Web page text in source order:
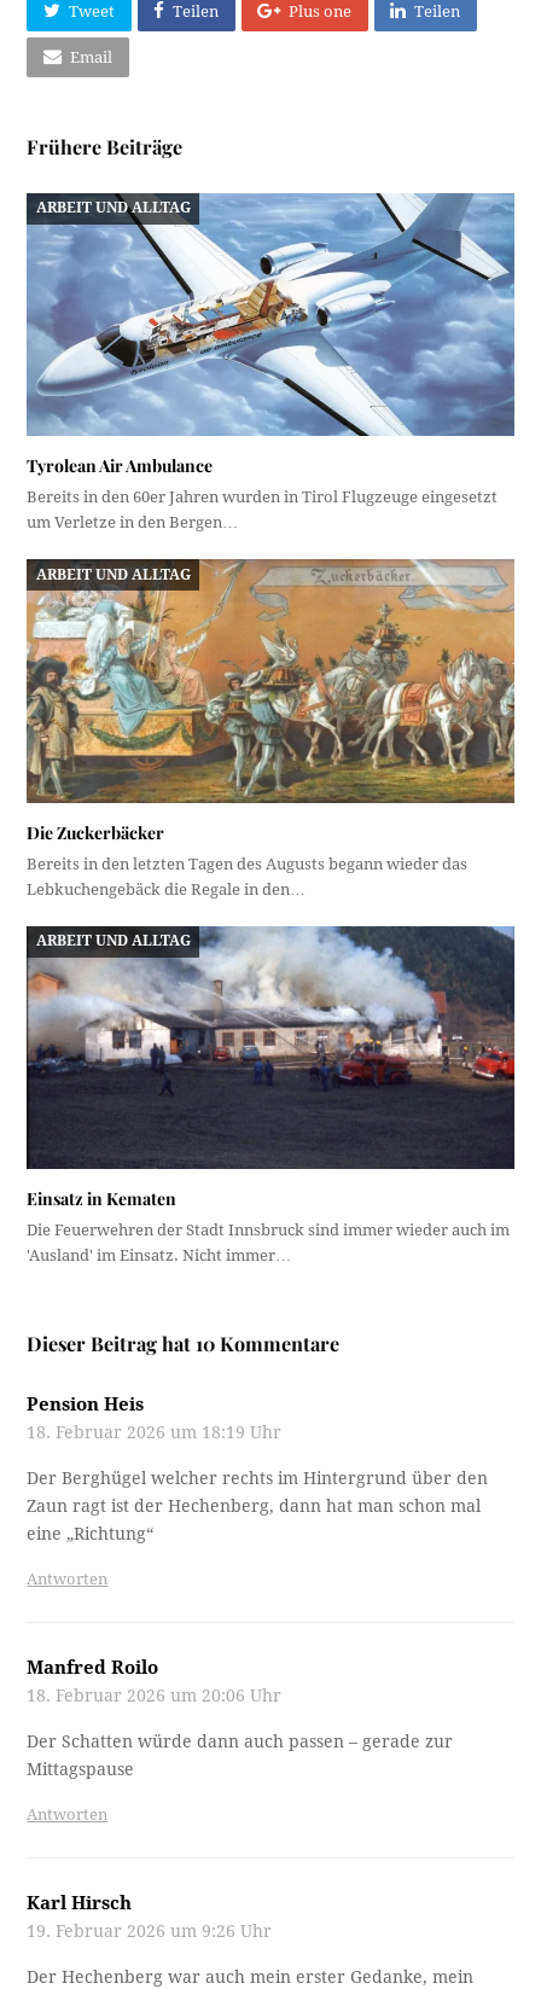
Tweet Teilen Plus one Teilen
Email
Frühere Beiträge
ARBEIT UND ALLTAG
Tyrolean Air Ambulance
Bereits in den 60er Jahren wurden in Tirol Flugzeuge eingesetzt
um Verletze in den Bergen…
ARBEIT UND ALLTAG
Die Zuckerbäcker
Bereits in den letzten Tagen des Augusts begann wieder das
Lebkuchengebäck die Regale in den…
ARBEIT UND ALLTAG
Einsatz in Kematen
Die Feuerwehren der Stadt Innsbruck sind immer wieder auch im
'Ausland' im Einsatz. Nicht immer…
Dieser Beitrag hat 10 Kommentare
Pension Heis
18. Februar 2026 um 18:19 Uhr
Der Berghügel welcher rechts im Hintergrund über den
Zaun ragt ist der Hechenberg, dann hat man schon mal
eine „Richtung“
Antworten
Manfred Roilo
18. Februar 2026 um 20:06 Uhr
Der Schatten würde dann auch passen – gerade zur
Mittagspause
Antworten
Karl Hirsch
19. Februar 2026 um 9:26 Uhr
Der Hechenberg war auch mein erster Gedanke, mein